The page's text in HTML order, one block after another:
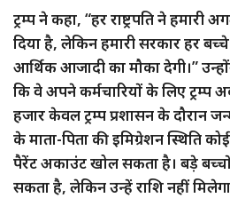
ट्रम्प ने कहा, “हर राष्ट्रपति ने हमारी
दिया है, लेकिन हमारी सरकार हर
आर्थिक आजादी का मौका देगी।”
कि वे अपने कर्मचारियों के लिए ट्रम्प
हजार केवल ट्रम्प प्रशासन के दौरान
के माता-पिता की इमिग्रेशन स्थिति
पैरेंट अकाउंट खोल सकता है। बड़े
सकता है, लेकिन उन्हें राशि नहीं